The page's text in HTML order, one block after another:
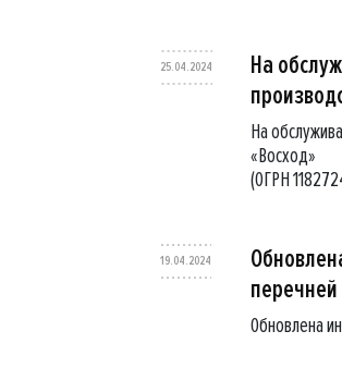
25.04.2024
На
На
«Восход»
(ОГРН
19.04.2024
перечней
Обновлена